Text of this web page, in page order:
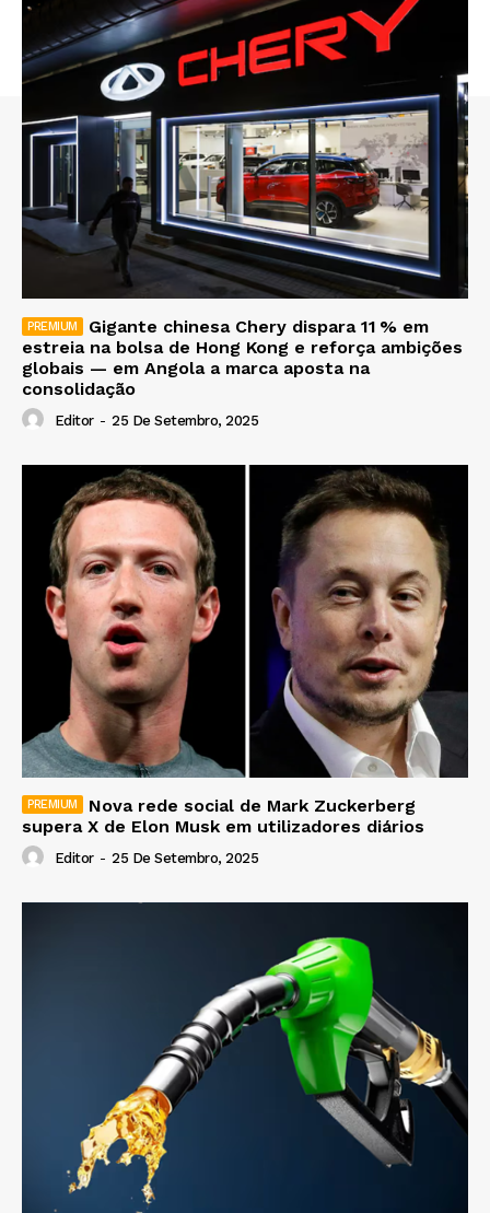
Gigante chinesa Chery dispara 11 % em
estreia na bolsa de Hong Kong e reforça ambições
globais — em Angola a marca aposta na
consolidação
Editor - 25 De Setembro, 2025
Nova rede social de Mark Zuckerberg
supera X de Elon Musk em utilizadores diários
Editor - 25 De Setembro, 2025